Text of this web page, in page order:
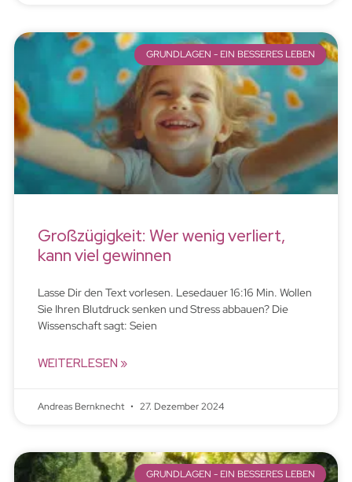
GRUNDLAGEN - EIN BESSERES LEBEN
Großzügigkeit: Wer wenig verliert,
kann viel gewinnen
Lasse Dir den Text vorlesen. Lesedauer 16:16 Min. Wollen
Sie Ihren Blutdruck senken und Stress abbauen? Die
Wissenschaft sagt: Seien
WEITERLESEN »
Andreas Bernknecht 27. Dezember 2024
GRUNDLAGEN - EIN BESSERES LEBEN